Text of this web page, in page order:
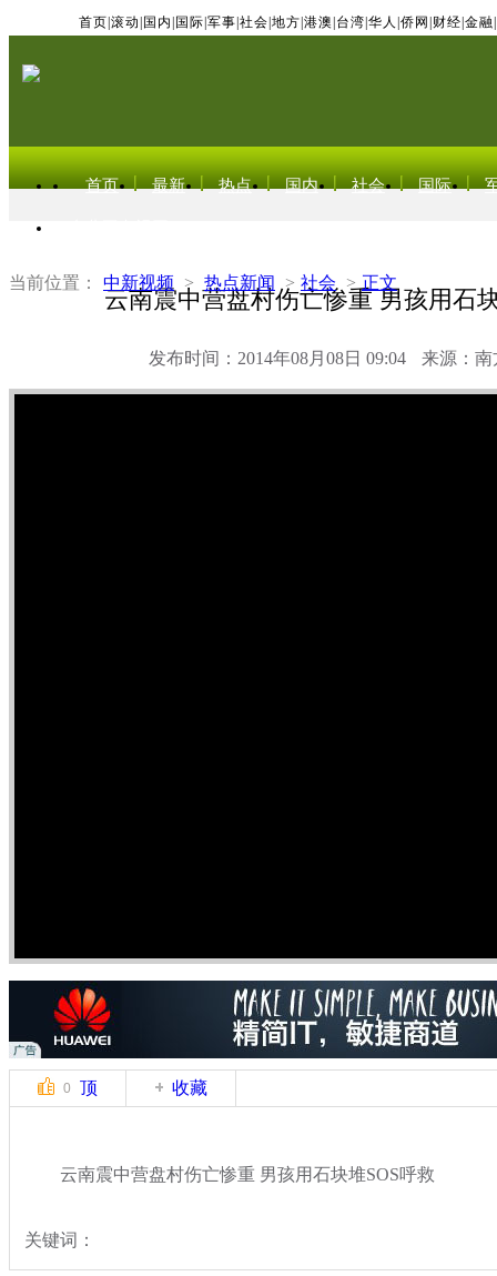
首页 滚动 国内 国际 军事 社会 地方 港澳 台湾 华人 侨网 财经 金融
首页 最新 热点 国内 社会 国际
当前位置： 中新视频 > 热点新闻 > 社会 > 正文
云南震中营盘村伤亡惨重 男孩用石
发布时间：2014年08月08日 09:04 来源：南
0 顶 收藏
云南震中营盘村伤亡惨重 男孩用石块堆SOS呼救
关键词：